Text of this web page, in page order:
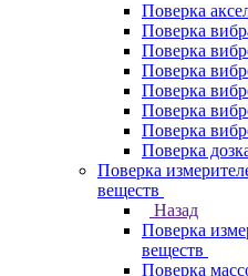
Поверка
Поверка
Поверка
Поверка
Поверка
Поверка
Поверка
Поверка
Поверка
веществ
Назад
Поверка
веществ
Поверка